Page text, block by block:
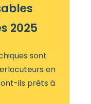
2025
sont
en
ils prêts à